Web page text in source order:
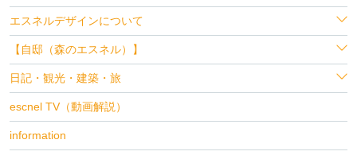
エスネルデザインについて
【自邸（森のエスネル）】
日記・観光・建築・旅
escnel TV（動画解説）
information